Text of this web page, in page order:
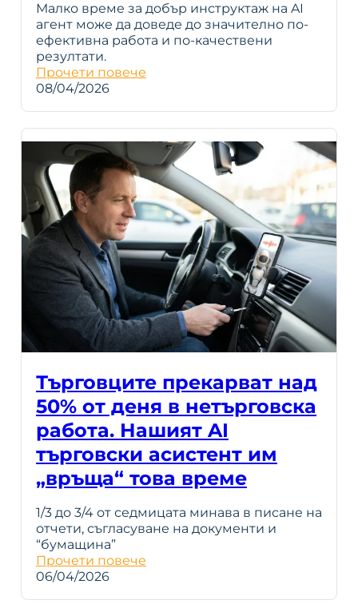
Малко време за добър инструктаж на AI
агент може да доведе до значително по-
ефективна работа и по-качествени
резултати.
Прочети повече
08/04/2026
Търговците прекарват над
50% от деня в нетърговска
работа. Нашият AI
търговски асистент им
„връща“ това време
1/3 до 3/4 от седмицата минава в писане на
отчети, съгласуване на документи и
“бумащина”
Прочети повече
06/04/2026